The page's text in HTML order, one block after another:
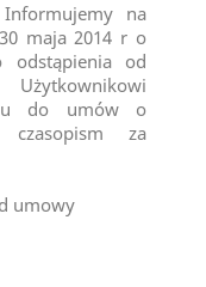
Informujemy na
maja 2014 r o
odstąpienia od
do umów o
czasopism za
umowy